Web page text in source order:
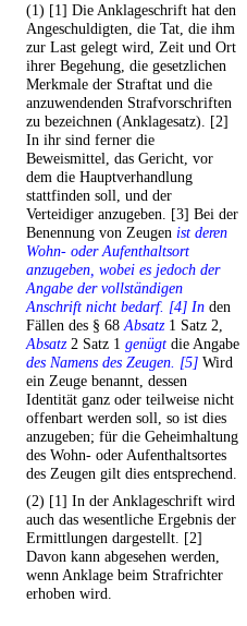
(1) [1] Die Anklageschrift hat den
Angeschuldigten, die Tat, die ihm
zur Last gelegt wird, Zeit und Ort
ihrer Begehung, die gesetzlichen
Merkmale der Straftat und die
anzuwendenden Strafvorschriften
zu bezeichnen (Anklagesatz). [2]
In ihr sind ferner die
Beweismittel, das Gericht, vor
dem die Hauptverhandlung
stattfinden soll, und der
Verteidiger anzugeben. [3] Bei der
Benennung von Zeugen ist deren
Wohn- oder Aufenthaltsort
anzugeben, wobei es jedoch der
Angabe der vollständigen
Anschrift nicht bedarf. [4] In den
Fällen des § 68Absatz1 Satz 2,
Absatz2 Satz 1 genügt die Angabe
des Namens des Zeugen. [5] Wird
ein Zeuge benannt, dessen
Identität ganz oder teilweise nicht
offenbart werden soll, so ist dies
anzugeben; für die Geheimhaltung
des Wohn- oder Aufenthaltsortes
des Zeugen gilt dies entsprechend.
(2) [1] In der Anklageschrift wird
auch das wesentliche Ergebnis der
Ermittlungen dargestellt. [2]
Davon kann abgesehen werden,
wenn Anklage beim Strafrichter
erhoben wird.